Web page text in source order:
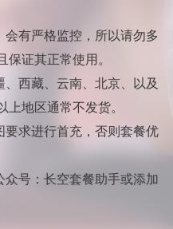
有严格监控，所以请勿多
保证其正常使用。
西藏、云南、北京、以及
上地区通常不发货。
要求进行首充，否则套餐优
号：长空套餐助手或添加